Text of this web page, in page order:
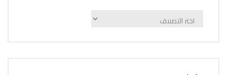
الإعلانات